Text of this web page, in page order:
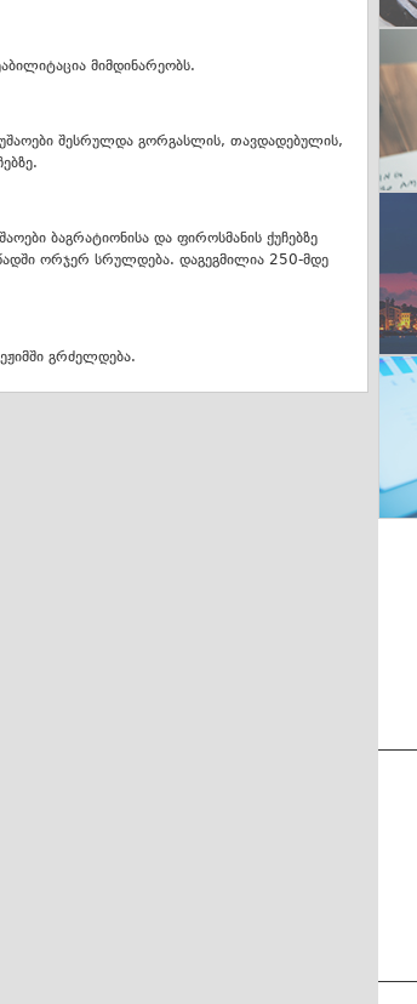
მიმდინარეობს.
შესრულდა გორგასლის, თავდადებულის,
ბაგრატიონისა და ფიროსმანის ქუჩებზე
ორჯერ სრულდება. დაგეგმილია 250-მდე
გრძელდება.